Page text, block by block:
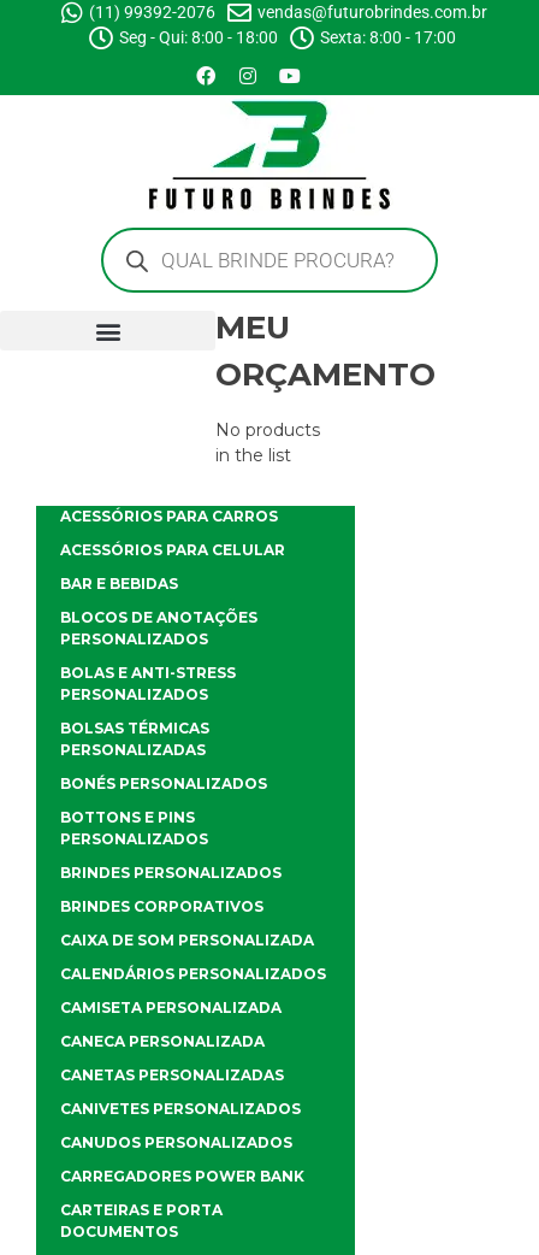
(11) 99392-2076
vendas@futurobrindes.com.br
Seg - Qui: 8:00 - 18:00
Sexta: 8:00 - 17:00
MEU
ORÇAMENTO
No products
in the list
ACESSÓRIOS PARA CARROS
ACESSÓRIOS PARA CELULAR
BAR E BEBIDAS
BLOCOS DE ANOTAÇÕES
PERSONALIZADOS
BOLAS E ANTI-STRESS
PERSONALIZADOS
BOLSAS TÉRMICAS
PERSONALIZADAS
BONÉS PERSONALIZADOS
BOTTONS E PINS
PERSONALIZADOS
BRINDES PERSONALIZADOS
BRINDES CORPORATIVOS
CAIXA DE SOM PERSONALIZADA
CALENDÁRIOS PERSONALIZADOS
CAMISETA PERSONALIZADA
CANECA PERSONALIZADA
CANETAS PERSONALIZADAS
CANIVETES PERSONALIZADOS
CANUDOS PERSONALIZADOS
CARREGADORES POWER BANK
CARTEIRAS E PORTA
DOCUMENTOS